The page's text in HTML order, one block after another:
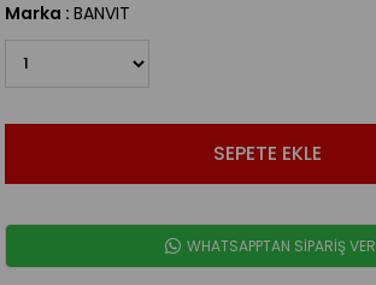
Marka : BANVIT
WHATSAPPTAN SİPARİŞ VER